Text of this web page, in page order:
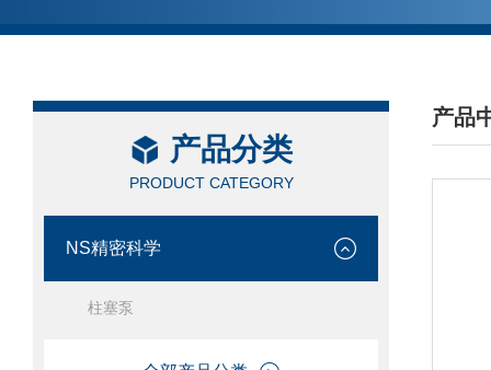
产品分类
PRODUCT CATEGORY
NS精密科学
柱塞泵
产品
/